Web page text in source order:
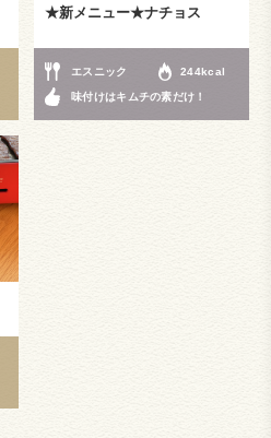
★新メニュー★ナチョス
エスニック 244kcal
味付けはキムチの素だけ！